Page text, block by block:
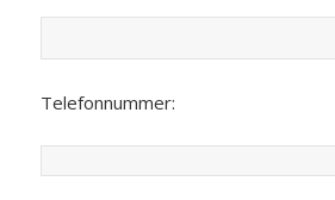
Telefonnummer: